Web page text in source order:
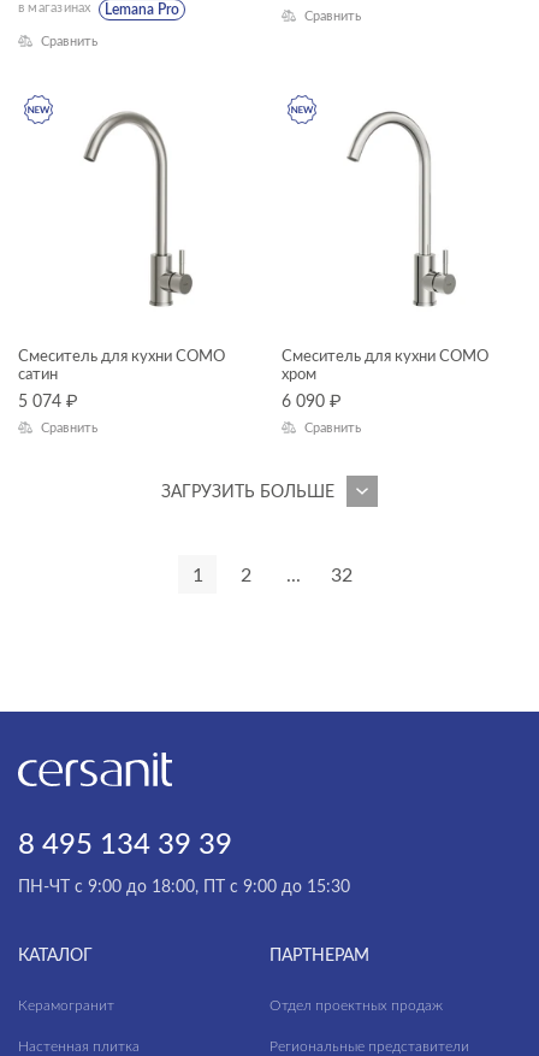
PRIME
SMART
STREET FUSION
TWINS
WOOD
ZEN
в магазинах
Lemana Pro
Сравнить
Сравнить
Смеситель для кухни COMO
сатин
5 074 ₽
Сравнить
Смеситель для кухни COMO
хром
6 090 ₽
Сравнить
ЗАГРУЗИТЬ БОЛЬШЕ
1 2 ... 32
8 495 134 39 39
ПН-ЧТ с 9:00 до 18:00, ПТ с 9:00 до 15:30
КАТАЛОГ
Керамогранит
Настенная плитка
ПАРТНЕРАМ
Отдел проектных продаж
Региональные представители